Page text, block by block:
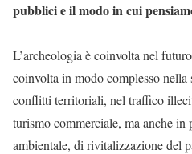
pubblici e il modo in cui
L’archeologia è coinvolta nel
coinvolta in modo complesso
conflitti territoriali, nel traffico
turismo commerciale, ma anche in
ambientale, di rivitalizzazione del